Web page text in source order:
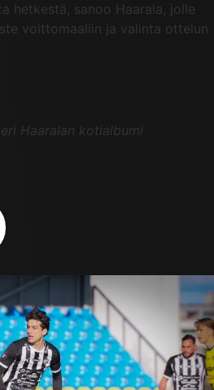
hetkestä, sanoo Haarala, jolle
voittomaaliin ja valinta ottelun
Haaralan kotialbumi